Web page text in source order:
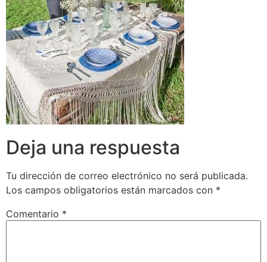
Deja una respuesta
Tu dirección de correo electrónico no será publicada.
Los campos obligatorios están marcados con *
Comentario *